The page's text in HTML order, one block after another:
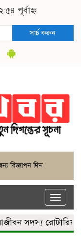
পূর্বাহ্ন
সার্চ করুন
Toggle
সদস্য রোটারিয়ান